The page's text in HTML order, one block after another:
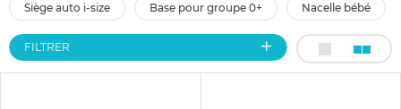
siège auto i-size base pour groupe 0+ nacelle bébé
FILTRER